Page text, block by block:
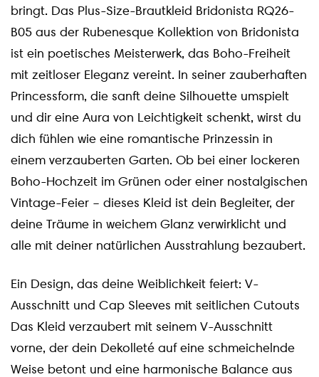
bringt. Das Plus-Size-Brautkleid Bridonista RQ26-
B05 aus der Rubenesque Kollektion von Bridonista
ist ein poetisches Meisterwerk, das Boho-Freiheit
mit zeitloser Eleganz vereint. In seiner zauberhaften
Princessform, die sanft deine Silhouette umspielt
und dir eine Aura von Leichtigkeit schenkt, wirst du
dich fühlen wie eine romantische Prinzessin in
einem verzauberten Garten. Ob bei einer lockeren
Boho-Hochzeit im Grünen oder einer nostalgischen
Vintage-Feier – dieses Kleid ist dein Begleiter, der
deine Träume in weichem Glanz verwirklicht und
alle mit deiner natürlichen Ausstrahlung bezaubert.
Ein Design, das deine Weiblichkeit feiert: V-
Ausschnitt und Cap Sleeves mit seitlichen Cutouts
Das Kleid verzaubert mit seinem V-Ausschnitt
vorne, der dein Dekolleté auf eine schmeichelnde
Weise betont und eine harmonische Balance aus